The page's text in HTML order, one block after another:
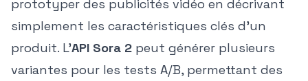
prototyper des publicités vidéo en décrivant
simplement les caractéristiques clés d'un
produit. L'API Sora 2 peut générer plusieurs
variantes pour les tests A/B, permettant des